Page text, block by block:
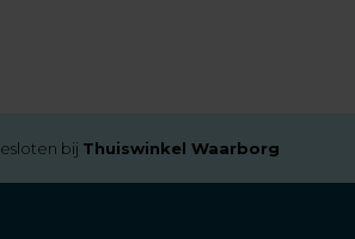
bij Thuiswinkel Waarborg